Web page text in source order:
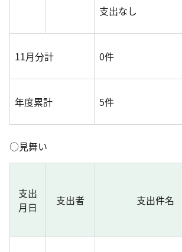
支出なし
11月分計 0件
年度累計 5件
○見舞い
支出
月日
支出者 支出件名